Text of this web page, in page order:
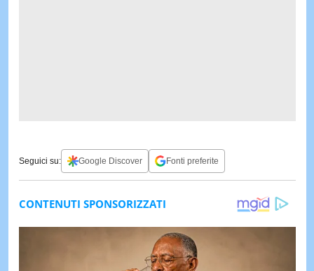
Seguici su: Google Discover Fonti preferite